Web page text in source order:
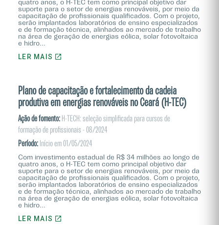
quatro anos, o H-TEC tem como principal objetivo dar
suporte para o setor de energias renováveis, por meio da
capacitação de profissionais qualificados. Com o projeto,
serão implantados laboratórios de ensino especializados
e de formação técnica, alinhados ao mercado de trabalho
na área de geração de energias eólica, solar fotovoltaica
e hidro...
LER MAIS
Plano de capacitação e fortalecimento da cadeia
produtiva em energias renováveis no Ceará (H-TEC)
Ação de fomento: H-TECH: seleção simplificada para cursos de
formação de profissionais - 08/2024
Período: Início em 01/05/2024
Com investimento estadual de R$ 34 milhões ao longo de
quatro anos, o H-TEC tem como principal objetivo dar
suporte para o setor de energias renováveis, por meio da
capacitação de profissionais qualificados. Com o projeto,
serão implantados laboratórios de ensino especializados
e de formação técnica, alinhados ao mercado de trabalho
na área de geração de energias eólica, solar fotovoltaica
e hidro...
LER MAIS